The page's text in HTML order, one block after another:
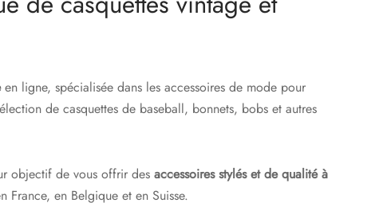
en ligne, spécialisée dans les accessoires de mode pour
de casquettes de baseball, bonnets, bobs et autres
objectif de vous offrir des accessoires stylés et de qualité à
France, en Belgique et en Suisse.